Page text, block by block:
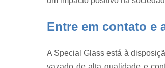
Entre em contato e
A Special Glass está à